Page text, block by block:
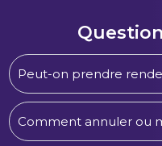
Peut-on prendre
Comment annuler ou